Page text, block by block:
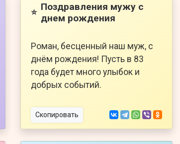
⭐ Поздравления мужу с
днем рождения
Роман, бесценный наш муж, с
днём рождения! Пусть в 83
года будет много улыбок и
добрых событий.
Скопировать